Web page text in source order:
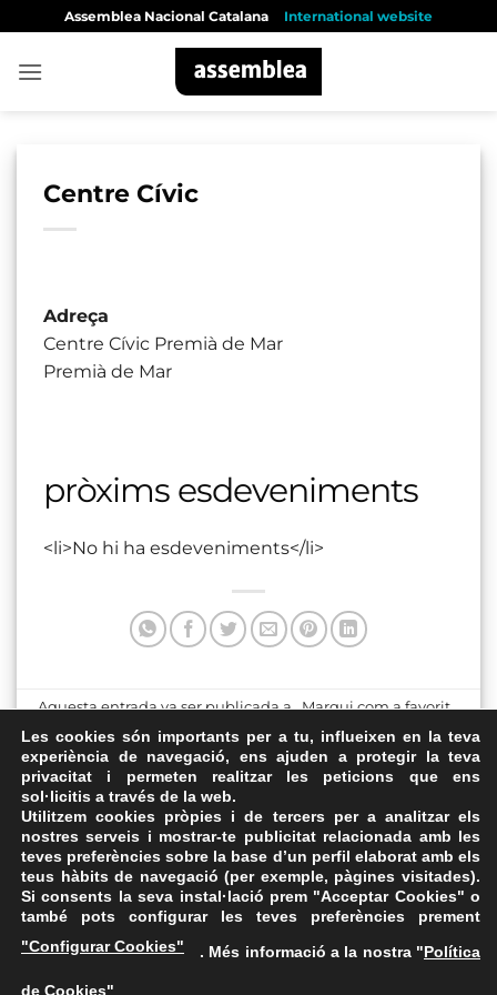
content
Assemblea Nacional Catalana International website
Centre Cívic
Adreça
Centre Cívic Premià de Mar
Premià de Mar
pròxims esdeveniments
<li>No hi ha esdeveniments</li>
Aquesta entrada va ser publicada a . Marqui com a favorit
Enllaç permanent
Plaça Major
carrer d’Andrade 124
baixos
FAQs
Les cookies són importants per a tu, influeixen en la teva
experiència de navegació, ens ajuden a protegir la teva
privacitat i permeten realitzar les peticions que ens
sol·licitis a través de la web.
Utilitzem cookies pròpies i de tercers per a analitzar els
nostres serveis i mostrar-te publicitat relacionada amb les
teves preferències sobre la base d’un perfil elaborat amb els
teus hàbits de navegació (per exemple, pàgines visitades).
Si consents la seva instal·lació prem "Acceptar Cookies" o
també pots configurar les teves preferències prement
"Configurar Cookies"
. Més informació a la nostra "Política
de Cookies"